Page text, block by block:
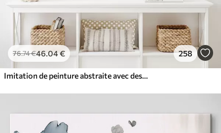
76.74€46.04€ 258
Imitation de peinture abstraite avec des cercles orange et gris, des feuilles et des branches, style moderne, effet aquarelle